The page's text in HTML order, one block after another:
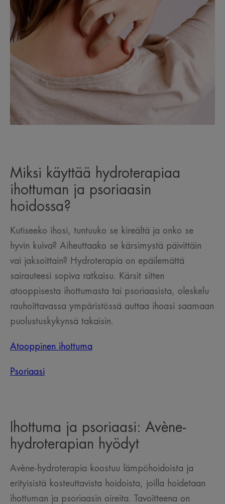
Miksi käyttää hydroterapiaa
ihottuman ja psoriaasin
hoidossa?
Kutiseeko ihosi, tuntuuko se kireältä ja onko se
hyvin kuiva? Aiheuttaako se kärsimystä päivittäin
vai jaksoittain? Hydroterapia on epäilemättä
sairauteesi sopiva ratkaisu. Kärsit sitten
atooppisesta ihottumasta tai psoriaasista, oleskelu
rauhoittavassa ympäristössä auttaa ihoasi saamaan
puolustuskykynsä takaisin.
Atooppinen ihottuma
Psoriaasi
Ihottuma ja psoriaasi: Avène-
hydroterapian hyödyt
Avène-hydroterapia koostuu lämpöhoidoista ja
erityisistä kosteuttavista hoidoista, joilla hoidetaan
ihottuman ja psoriaasin oireita. Tavoitteena on